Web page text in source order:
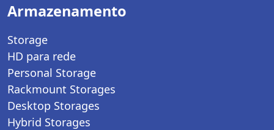
Armazenamento
Storage
HD para rede
Personal Storage
Rackmount Storages
Desktop Storages
Hybrid Storages